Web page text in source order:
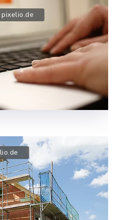
Ihr Anliegen.
viele Ihrer
sicher von zu
pixelio.de